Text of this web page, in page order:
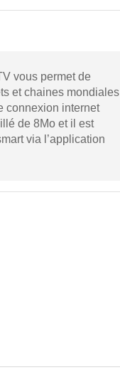
vous permet de
et chaines mondiales
connexion internet
de 8Mo et il est
via l’application